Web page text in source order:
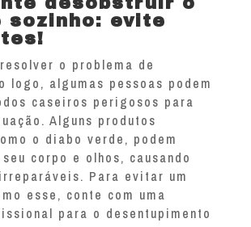
sozinho: evite
o problema de
logo, algumas pessoas podem
caseiros perigosos para
Alguns produtos
o diabo verde, podem
corpo e olhos, causando
Para evitar um
esse, conte com uma
para o desentupimento